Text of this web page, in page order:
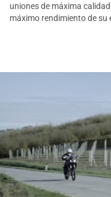
uniones de máxima
máximo rendimiento de su